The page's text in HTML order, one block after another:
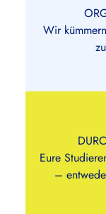
Wir
Eure
–